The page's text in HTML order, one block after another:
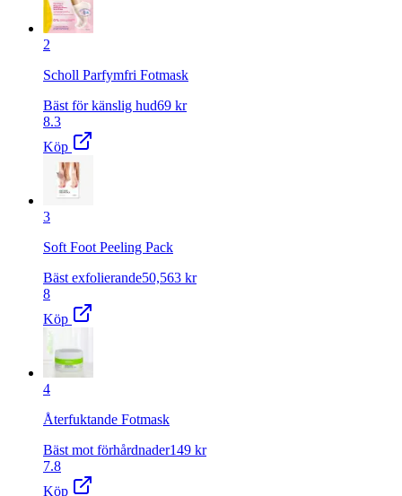
2
Scholl Parfymfri Fotmask
Bäst för känslig hud69 kr
8.3
Köp
3
Soft Foot Peeling Pack
Bäst exfolierande50,563 kr
8
Köp
4
Återfuktande Fotmask
Bäst mot förhårdnader149 kr
7.8
Köp